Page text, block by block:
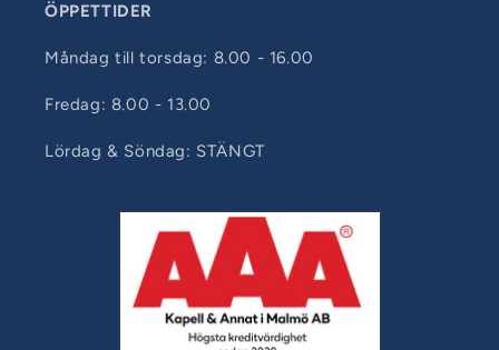
ÖPPETTIDER
Måndag till torsdag: 8.00 - 16.00
Fredag: 8.00 - 13.00
Lördag & Söndag: STÄNGT